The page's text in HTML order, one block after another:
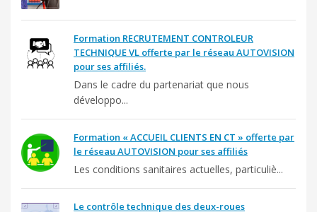
Formation RECRUTEMENT CONTROLEUR
TECHNIQUE VL offerte par le réseau AUTOVISION
pour ses affiliés.
Dans le cadre du partenariat que nous
développo...
Formation « ACCUEIL CLIENTS EN CT » offerte par
le réseau AUTOVISION pour ses affiliés
Les conditions sanitaires actuelles, particuliè...
Le contrôle technique des deux-roues